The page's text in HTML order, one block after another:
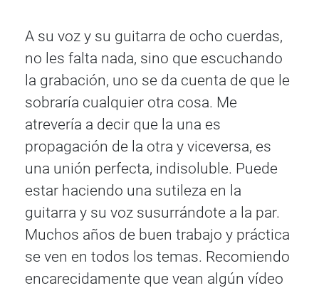
A su voz y su guitarra de ocho cuerdas,
no les falta nada, sino que escuchando
la grabación, uno se da cuenta de que le
sobraría cualquier otra cosa. Me
atrevería a decir que la una es
propagación de la otra y viceversa, es
una unión perfecta, indisoluble. Puede
estar haciendo una sutileza en la
guitarra y su voz susurrándote a la par.
Muchos años de buen trabajo y práctica
se ven en todos los temas. Recomiendo
encarecidamente que vean algún vídeo